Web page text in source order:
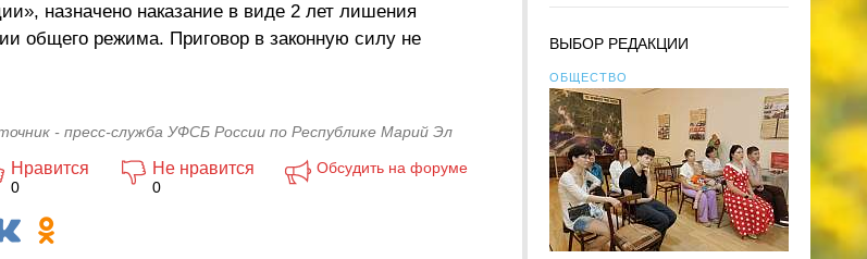
назначено наказание в виде 2 лет лишения
общего режима. Приговор в законную силу не
- пресс-служба УФСБ России по Республике Марий Эл
Нравится
0
Не нравится
0
Обсудить на форуме
ВЫБОР РЕДАКЦИИ
ОБЩЕСТВО